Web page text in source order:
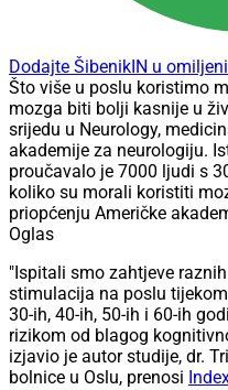
Dodajte ŠibenikIN u
Što više u poslu koristimo
mozga biti bolji kasnije u
srijedu u Neurology,
akademije za neurologiju.
proučavalo je 7000 ljudi s
koliko su morali koristiti
priopćenju Američke
Oglas
"Ispitali smo zahtjeve
stimulacija na poslu
30-ih, 40-ih, 50-ih i 60-ih
rizikom od blagog
izjavio je autor studije, dr.
bolnice u Oslu, prenosi